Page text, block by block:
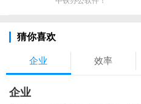
猜你喜欢
企业 效率
企业